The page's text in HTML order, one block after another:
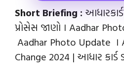
Short Briefing :
પ્રોસેસ જાણો । Aadhar
Aadhar Photo Update ।
Change 2024 | આધાર કાર્ડ